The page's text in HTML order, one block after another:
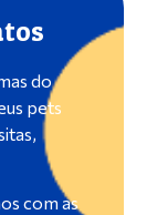
do
pets
com as